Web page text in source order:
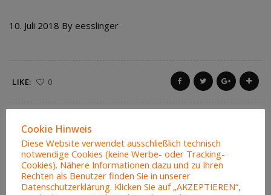
10. Juli 2018 By eesslinger
LIKE: 0
Cookie Hinweis
Diese Website verwendet ausschließlich technisch
notwendige Cookies (keine Werbe- oder Tracking-
Cookies). Nähere Informationen dazu und zu Ihren
Rechten als Benutzer finden Sie in unserer
Datenschutzerklärung. Klicken Sie auf „AKZEPTIEREN“,